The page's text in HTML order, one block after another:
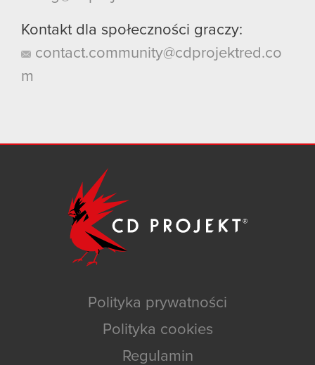
Kontakt dla społeczności graczy:
contact.community@cdprojektred.co
m
Polityka prywatności
Polityka cookies
Regulamin